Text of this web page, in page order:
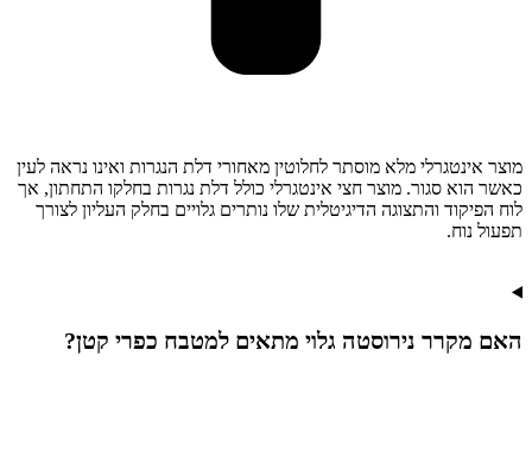
מוצר אינטגרלי מלא מוסתר לחלוטין מאחורי דלת הנגרות ואינו נראה לעין
כאשר הוא סגור. מוצר חצי אינטגרלי כולל דלת נגרות בחלקו התחתון, אך
לוח הפיקוד והתצוגה הדיגיטלית שלו נותרים גלויים בחלק העליון לצורך
תפעול נוח.
האם מקרר נירוסטה גלוי מתאים למטבח כפרי קטן?